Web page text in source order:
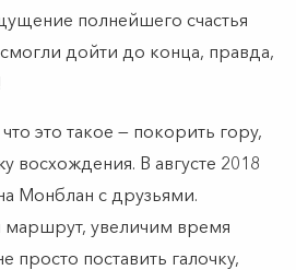
полнейшего счастья
дойти до конца, правда,
это такое — покорить гору,
восхождения. В августе 2018
Монблан с друзьями.
увеличим время
просто поставить галочку,